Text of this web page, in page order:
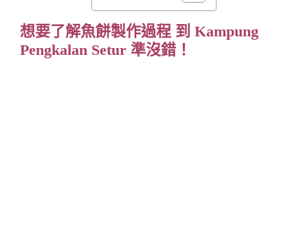
Kampung
Pengkalan
Setur
想要了解魚餅製作過程 到 Kampung
Pengkalan Setur 準沒錯！